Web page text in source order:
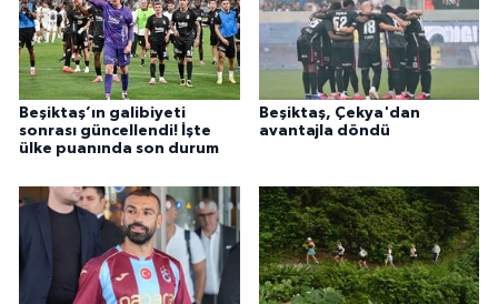
Beşiktaş’ın galibiyeti
sonrası güncellendi! İşte
ülke puanında son durum
Beşiktaş, Çekya'dan
avantajla döndü